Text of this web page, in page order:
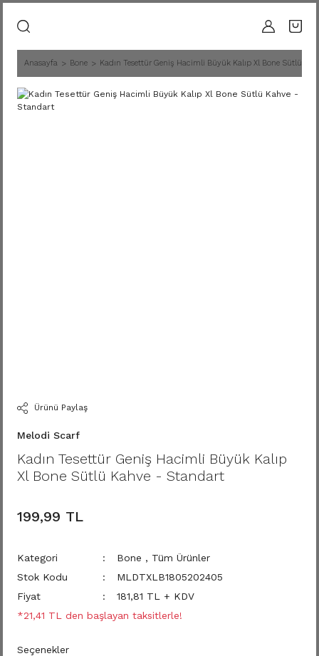
Anasayfa Bone Kadın Tesettür Geniş Hacimli Büyük Kalıp Xl Bone Sütlü
Ürünü Paylaş
Melodi Scarf
Kadın Tesettür Geniş Hacimli Büyük Kalıp
Xl Bone Sütlü Kahve - Standart
199,99 TL
Kategori Bone , Tüm Ürünler
Stok Kodu
MLDTXLB1805202405
Fiyat
181,81 TL + KDV
*21,41 TL den başlayan taksitlerle!
Seçenekler